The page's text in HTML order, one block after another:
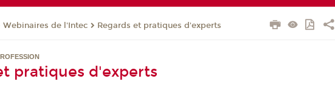
Webinaires de l'Intec Regards et pratiques d'experts
pratiques d'experts